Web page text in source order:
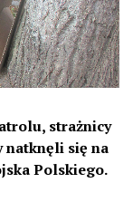
strażnicy
natknęli się na
Polskiego.